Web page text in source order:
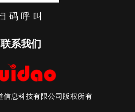
码呼叫
联系我们
息科技有限公司版权所有